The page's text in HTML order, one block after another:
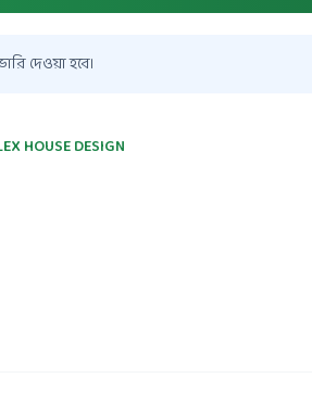
দেওয়া হবে।
HOUSE DESIGN